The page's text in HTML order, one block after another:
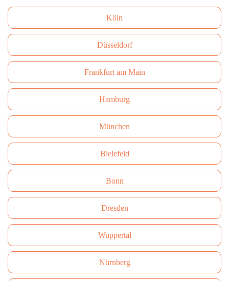
Köln
Düsseldorf
Frankfurt am Main
Hamburg
München
Bielefeld
Bonn
Dresden
Wuppertal
Nürnberg